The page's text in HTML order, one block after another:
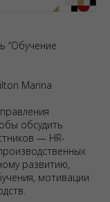
ь “Обучение
Marina
обсудить
— HR-
развитию,
мотивации